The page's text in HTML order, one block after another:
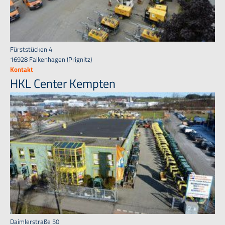
Fürststücken 4
16928 Falkenhagen (Prignitz)
Kontakt
HKL Center Kempten
Daimlerstraße 50